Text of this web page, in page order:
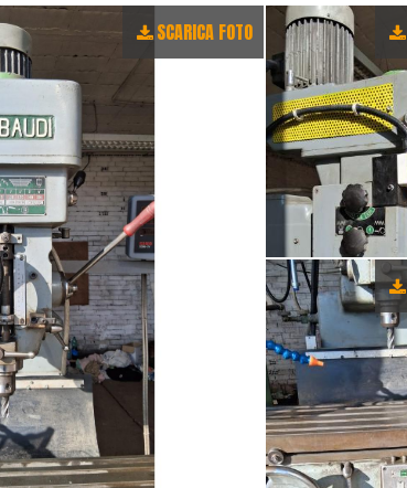
SCARICA FOTO